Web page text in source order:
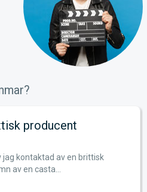
producent
jag kontaktad av en brittisk
av en casta...